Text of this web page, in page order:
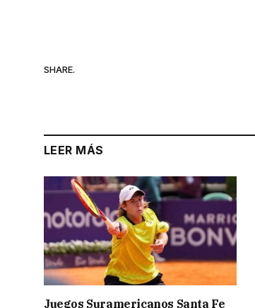
SHARE.
LEER MÁS
Juegos Suramericanos Santa Fe